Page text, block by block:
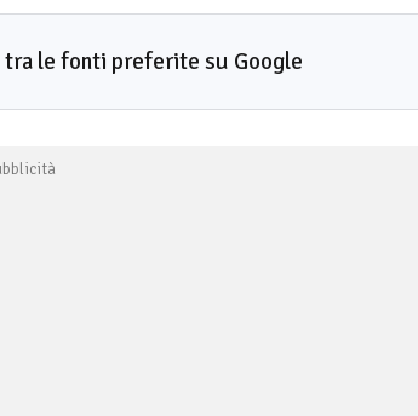
tra le fonti preferite su Google